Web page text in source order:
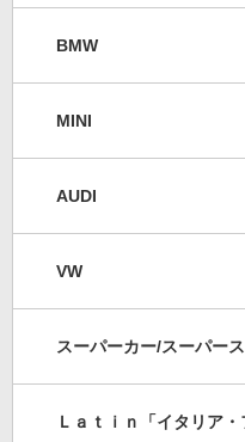
BMW
MINI
AUDI
VW
スーパーカー/スーパー
Ｌａｔｉｎ「イタリア・